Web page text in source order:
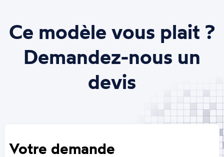
Ce modèle vous plait ?
Demandez-nous un
devis
Votre demande